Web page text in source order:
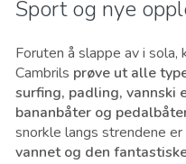
Sport og nye
Foruten å slappe av i sola,
Cambrils prøve ut alle
surfing, padling, vannski
bananbåter og
snorkle langs strendene
vannet og den